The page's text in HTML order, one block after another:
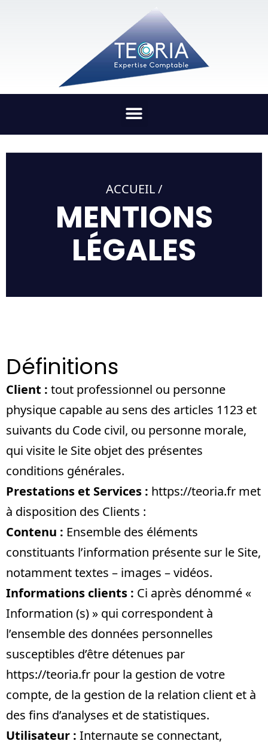
ACCUEIL /
MENTIONS
LÉGALES
Définitions
Client : tout professionnel ou personne
physique capable au sens des articles 1123 et
suivants du Code civil, ou personne morale,
qui visite le Site objet des présentes
conditions générales.
Prestations et Services : https://teoria.fr met
à disposition des Clients :
Contenu : Ensemble des éléments
constituants l’information présente sur le Site,
notamment textes – images – vidéos.
Informations clients : Ci après dénommé «
Information (s) » qui correspondent à
l’ensemble des données personnelles
susceptibles d’être détenues par
https://teoria.fr pour la gestion de votre
compte, de la gestion de la relation client et à
des fins d’analyses et de statistiques.
Utilisateur : Internaute se connectant,